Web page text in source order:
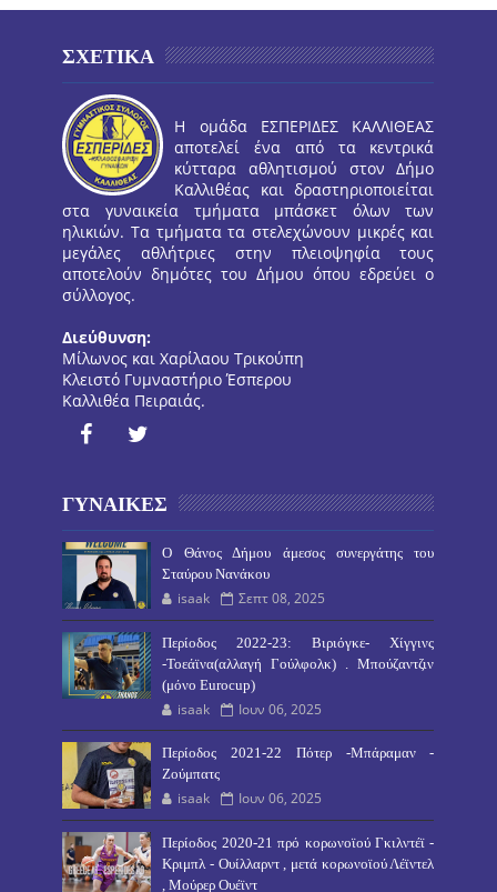
ΣΧΕΤΙΚΑ
Η ομάδα ΕΣΠΕΡΙΔΕΣ ΚΑΛΛΙΘΕΑΣ
αποτελεί ένα από τα κεντρικά
κύτταρα αθλητισμού στον Δήμο
Καλλιθέας και δραστηριοποιείται
στα γυναικεία τμήματα μπάσκετ όλων των
ηλικιών. Τα τμήματα τα στελεχώνουν μικρές και
μεγάλες αθλήτριες στην πλειοψηφία τους
αποτελούν δημότες του Δήμου όπου εδρεύει ο
σύλλογος.
Διεύθυνση:
Μίλωνος και Χαρίλαου Τρικούπη
Κλειστό Γυμναστήριο Έσπερου
Καλλιθέα Πειραιάς.
ΓΥΝΑΙΚΕΣ
O Θάνος Δήμου άμεσος συνεργάτης του
Σταύρου Νανάκου
isaak Σεπτ 08, 2025
Περίοδος 2022-23: Βιριόγκε- Χίγγινς
-Τοεάϊνα(αλλαγή Γούλφολκ) . Μπούζαντζιν
(μόνο Eurocup)
isaak Ιουν 06, 2025
Περίοδος 2021-22 Πότερ -Μπάραμαν -
Ζούμπατς
isaak Ιουν 06, 2025
Περίοδος 2020-21 πρό κορωνοϊού Γκιλντέϊ -
Κριμπλ - Ουίλλαρντ , μετά κορωνοϊού Λέϊντελ
, Μούρερ Ουέϊντ